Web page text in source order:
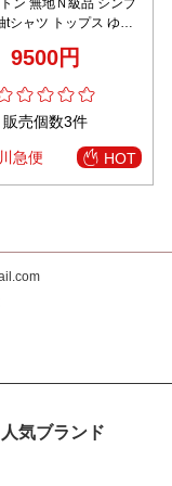
ン 無地Ｎ級品 シンプ
tシャツ トップス ゆっ
9500円
販売個数3件
急便 HOT
人気ブランド